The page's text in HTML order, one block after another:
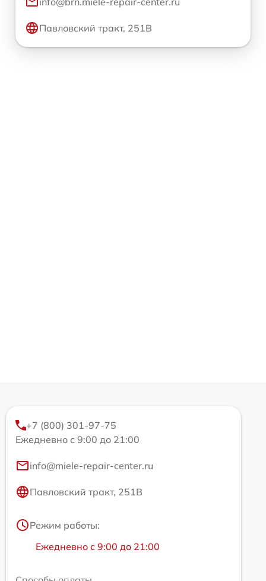
Павловский тракт, 251В
+7 (800) 301-97-75
Ежедневно с 9:00 до 21:00
info@miele-repair-center.ru
Павловский тракт, 251В
Режим работы:
Ежедневно с 9:00 до 21:00